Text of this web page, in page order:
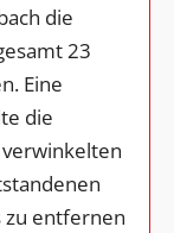
die
23
Eine
die
zu entfernen